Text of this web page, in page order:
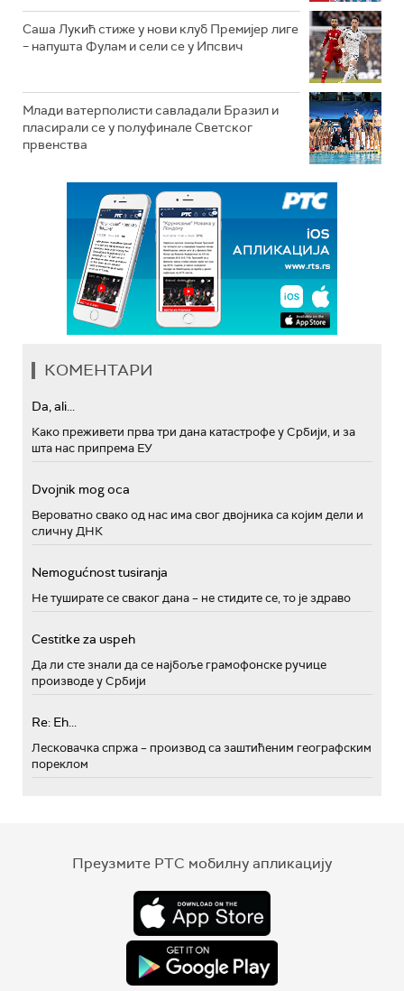
Саша Лукић стиже у нови клуб Премијер лиге
– напушта Фулам и сели се у Ипсвич
Млади ватерполисти савладали Бразил и
пласирали се у полуфинале Светског
првенства
КОМЕНТАРИ
Da, ali...
Како преживети прва три дана катастрофе у Србији, и за
шта нас припрема ЕУ
Dvojnik mog oca
Вероватно свако од нас има свог двојника са којим дели и
сличну ДНК
Nemogućnost tusiranja
Не туширате се сваког дана – не стидите се, то је здраво
Cestitke za uspeh
Да ли сте знали да се најбоље грамофонске ручице
производе у Србији
Re: Eh...
Лесковачка спржа – производ са заштићеним географским
пореклом
Преузмите РТС мобилну апликацију